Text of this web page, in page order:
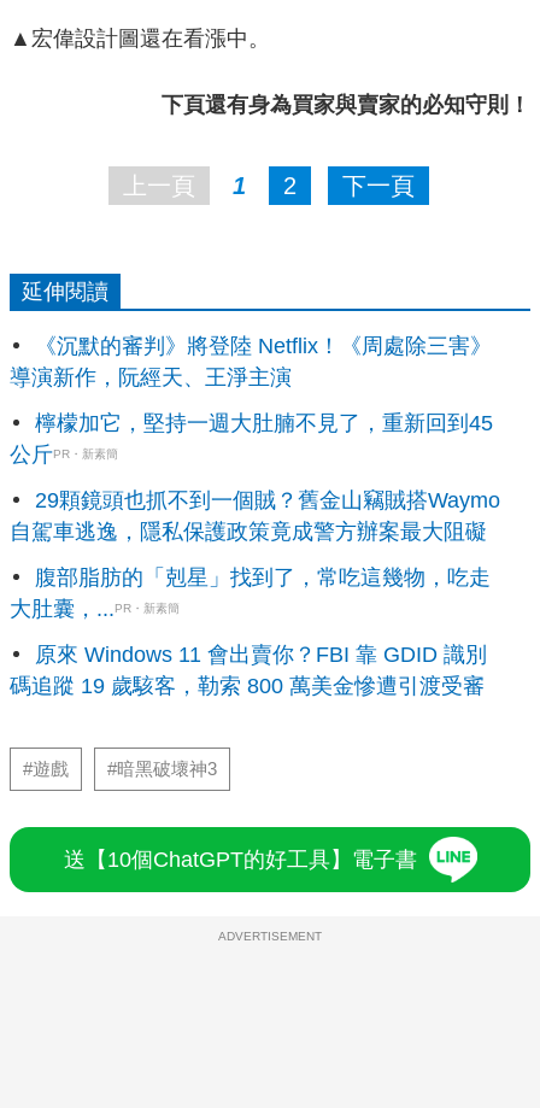
▲宏偉設計圖還在看漲中。
下頁還有身為買家與賣家的必知守則！
上一頁 1 2 下一頁
延伸閱讀
《沉默的審判》將登陸 Netflix！《周處除三害》
導演新作，阮經天、王淨主演
檸檬加它，堅持一週大肚腩不見了，重新回到45
公斤PR・新素簡
29顆鏡頭也抓不到一個賊？舊金山竊賊搭Waymo
自駕車逃逸，隱私保護政策竟成警方辦案最大阻礙
腹部脂肪的「剋星」找到了，常吃這幾物，吃走
大肚囊，...PR・新素簡
原來 Windows 11 會出賣你？FBI 靠 GDID 識別
碼追蹤 19 歲駭客，勒索 800 萬美金慘遭引渡受審
#遊戲 #暗黑破壞神3
送【10個ChatGPT的好工具】電子書
ADVERTISEMENT